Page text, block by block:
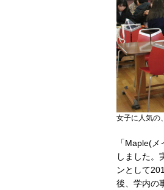
女子に人気の
「Maple(
しました。
ンとして
後、学内の